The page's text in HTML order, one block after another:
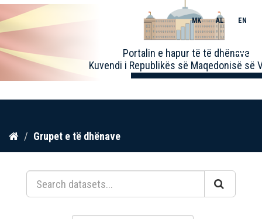
Kalo
përmbajtja
Portalin e hapur të të dhënave
Kuvendi i Republikës së Maqedonisë së
MK AL EN
Toggle
Grupet e të dhënave